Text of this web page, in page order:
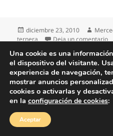
Publicado
el
diciembre 23, 2010 Autor
ternera
Deja un comentario
Política de privacidad
Una cookie es una
el dispositivo del visitante.
experiencia de navegación,
mostrar anuncios
cookies o activarlas y
en la configuración de cookies:
Aceptar